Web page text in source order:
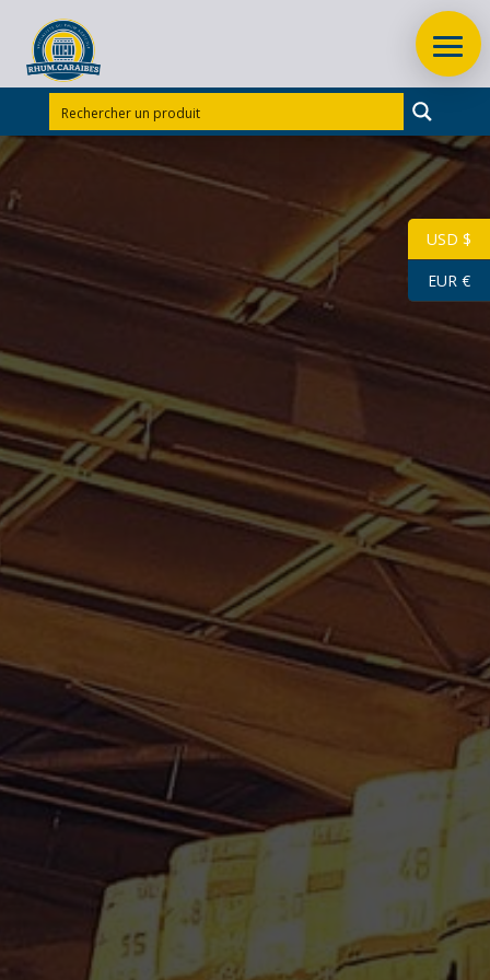
Accueil/Rhums d'exception
Martinique/RHUM VIEUX BALLY 70 CL 45°
PYRAMIDE-MILLESIME 1989
RHUM VIEUX BALLY 70 CL
45° PYRAMIDE-MILLESIME
USD $
EUR €